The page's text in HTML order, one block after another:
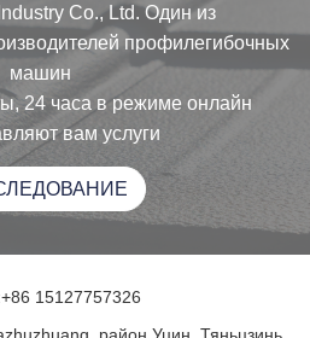
Co., Ltd. Один из
профилегибочных
машин
24 часа в режиме онлайн
вам услуги
15127757326